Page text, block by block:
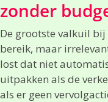
zonder
De grootste valkuil
bereik, maar
lost dat niet
uitpakken als de
als er geen